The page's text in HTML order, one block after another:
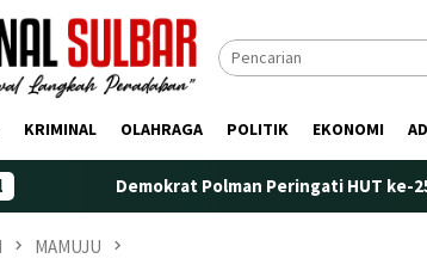
KRIMINAL OLAHRAGA POLITIK EKONOMI
Polman Peringati HUT ke-25 dengan Aksi
MAMUJU